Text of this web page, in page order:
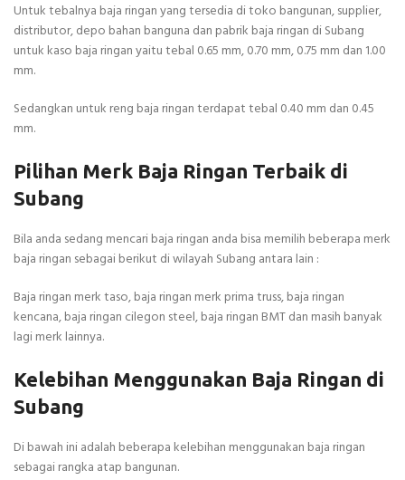
Untuk tebalnya baja ringan yang tersedia di toko bangunan, supplier,
distributor, depo bahan banguna dan pabrik baja ringan di Subang
untuk kaso baja ringan yaitu tebal 0.65 mm, 0.70 mm, 0.75 mm dan 1.00
mm.
Sedangkan untuk reng baja ringan terdapat tebal 0.40 mm dan 0.45
mm.
Pilihan Merk Baja Ringan Terbaik di
Subang
Bila anda sedang mencari baja ringan anda bisa memilih beberapa merk
baja ringan sebagai berikut di wilayah Subang antara lain :
Baja ringan merk taso, baja ringan merk prima truss, baja ringan
kencana, baja ringan cilegon steel, baja ringan BMT dan masih banyak
lagi merk lainnya.
Kelebihan Menggunakan Baja Ringan di
Subang
Di bawah ini adalah beberapa kelebihan menggunakan baja ringan
sebagai rangka atap bangunan.